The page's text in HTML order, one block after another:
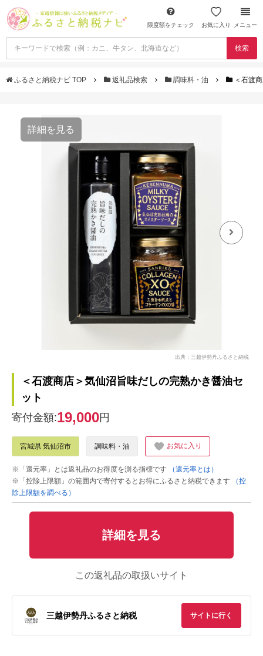
限度額をチェック お気に入り メニュー
検索
ふるさと納税ナビ TOP 返礼品検索 調味料・油 ＜石渡
詳細を見る
出典：三越伊勢丹ふるさと納税
＜石渡商店＞気仙沼旨味だしの完熟かき醤油セ
ット
寄付金額:19,000円
宮城県 気仙沼市 調味料・油 お気に入り
※「還元率」とは返礼品のお得度を測る指標です
（還元率とは）
※「控除上限額」の範囲内で寄付するとお得にふるさと納税できます
（控
除上限額を調べる）
詳細を見る
この返礼品の取扱いサイト
三越伊勢丹ふるさと納税 サイトに行く